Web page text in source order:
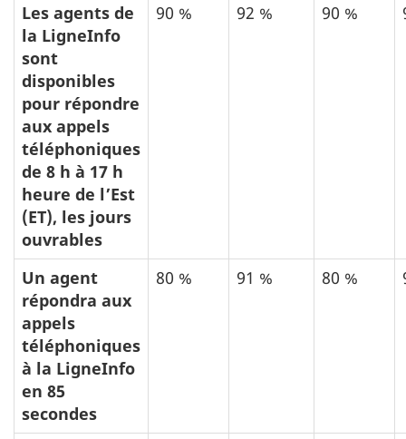
Les agents de
la LigneInfo
sont
disponibles
pour répondre
aux appels
téléphoniques
de 8 h à 17 h
heure de l’Est
(ET), les jours
ouvrables
90 % 92 % 90 %
Un agent
répondra aux
appels
téléphoniques
à la LigneInfo
en 85
secondes
80 % 91 % 80 %